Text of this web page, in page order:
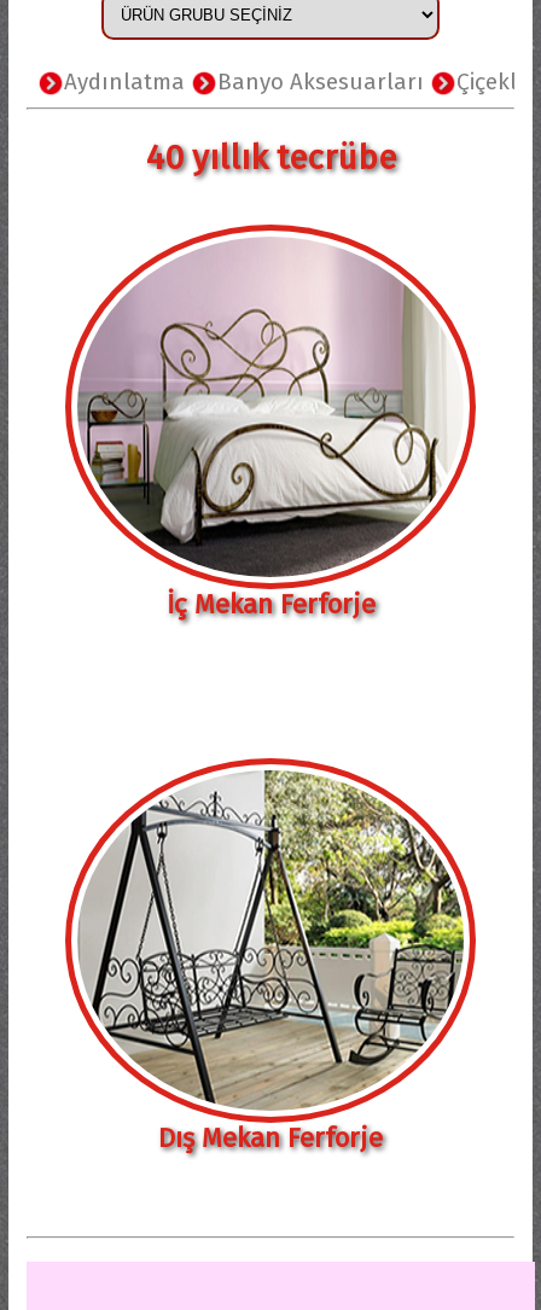
Aydınlatma Banyo Aksesuarları Çiçeklikler
40 yıllık tecrübe
İç Mekan Ferforje
Dış Mekan Ferforje